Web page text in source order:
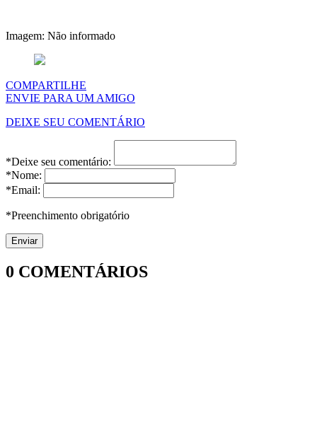
Imagem: Não informado
COMPARTILHE
ENVIE PARA UM AMIGO
DEIXE SEU COMENTÁRIO
*Deixe seu comentário:
*Nome:
*Email:
*Preenchimento obrigatório
0 COMENTÁRIOS